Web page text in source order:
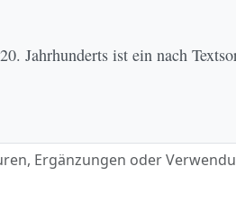
Jahrhunderts ist ein nach
Ergänzungen oder